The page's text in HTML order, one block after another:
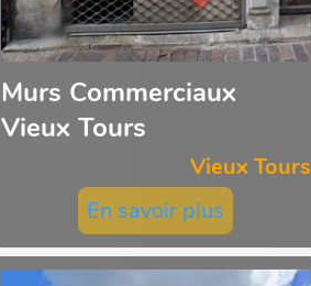
Murs Commerciaux
Vieux Tours
Vieux Tours
En savoir plus